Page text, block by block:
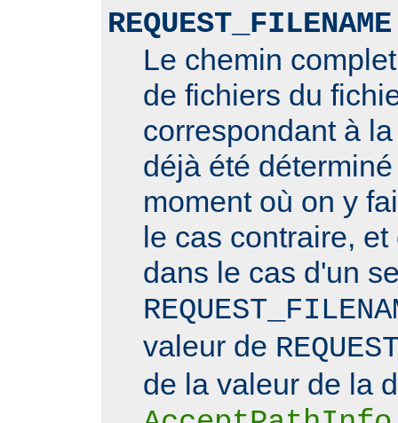
REQUEST_FILENAME
Le chemin
de fichiers du
correspondant à
déjà été
moment où on y
le cas contraire,
dans le cas d'un
valeur de
de la valeur de la